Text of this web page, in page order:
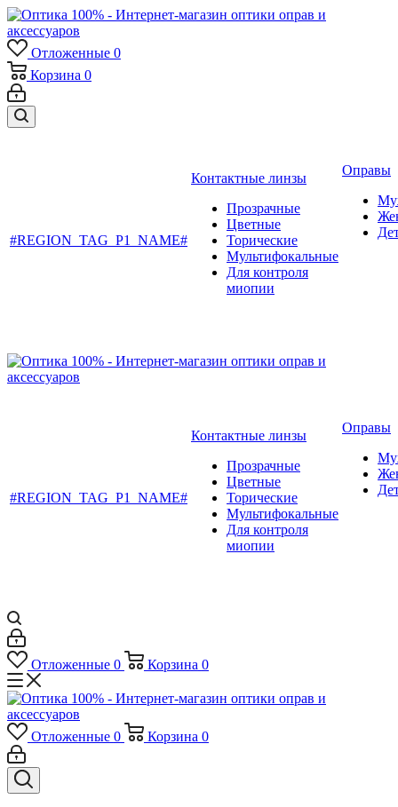
Отложенные 0
Корзина 0
#REGION_TAG_P1_NAME#
Контактные линзы
Прозрачные
Цветные
Торические
Мультифокальные
Для контроля
миопии
Оправы
#REGION_TAG_P1_NAME#
Контактные линзы
Прозрачные
Цветные
Торические
Мультифокальные
Для контроля
миопии
Оправы
Отложенные 0 Корзина 0
Отложенные 0 Корзина 0